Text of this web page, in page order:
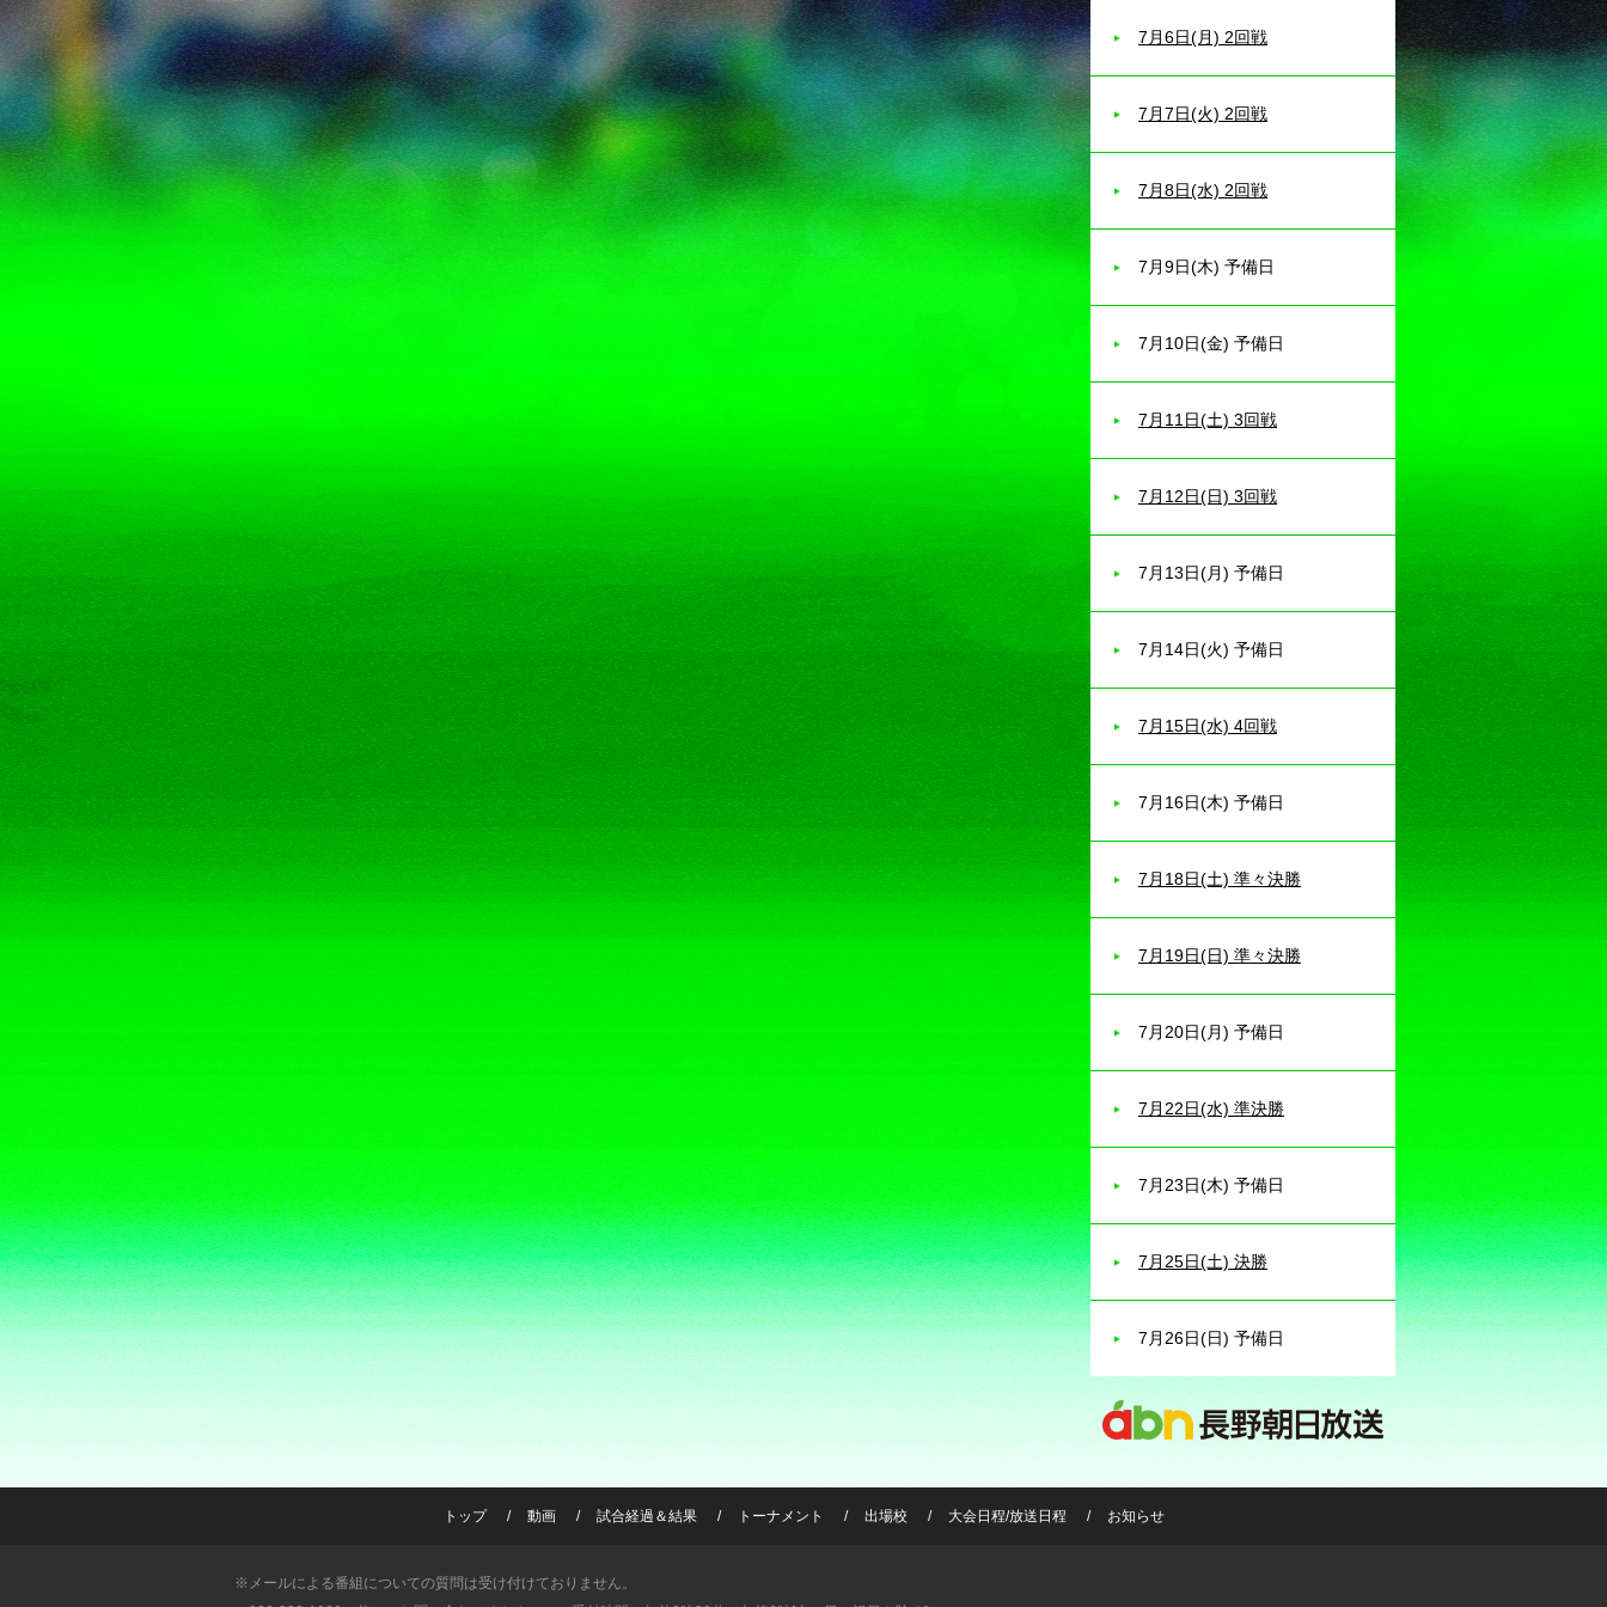
7月6日(月) 2回戦
7月7日(火) 2回戦
7月8日(水) 2回戦
7月9日(木) 予備日
7月10日(金) 予備日
7月11日(土) 3回戦
7月12日(日) 3回戦
7月13日(月) 予備日
7月14日(火) 予備日
7月15日(水) 4回戦
7月16日(木) 予備日
7月18日(土) 準々決勝
7月19日(日) 準々決勝
7月20日(月) 予備日
7月22日(水) 準決勝
7月23日(木) 予備日
7月25日(土) 決勝
7月26日(日) 予備日
トップ 動画 試合経過＆結果 トーナメント 出場校 大会日程/放送日程 お知らせ
※メールによる番組についての質問は受け付けておりません。